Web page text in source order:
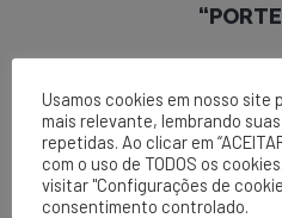
Usamos cookies em nosso
mais relevante, lembrando
repetidas. Ao clicar em
com o uso de TODOS os
visitar "Configurações de
consentimento controlado.